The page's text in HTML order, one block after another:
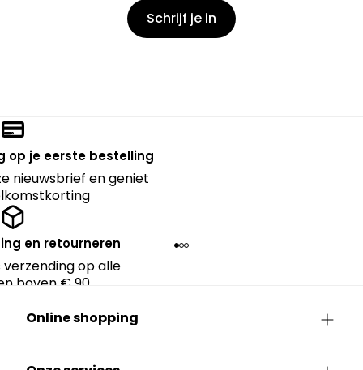
Schrijf je in
op je eerste bestelling
nieuwsbrief en geniet
en retourneren
op alle
boven € 90.
Online shopping